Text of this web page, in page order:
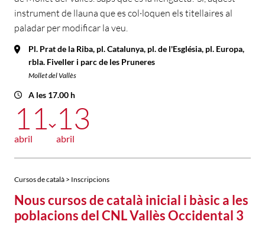
instrument de llauna que es col·loquen els titellaires al
paladar per modificar la veu.
Pl. Prat de la Riba, pl. Catalunya, pl. de l'Església, pl. Europa,
rbla. Fiveller i parc de les Pruneres
Mollet del Vallès
A les 17.00 h
11
abril
13
abril
Cursos de català > Inscripcions
Nous cursos de català inicial i bàsic a les
poblacions del CNL Vallès Occidental 3